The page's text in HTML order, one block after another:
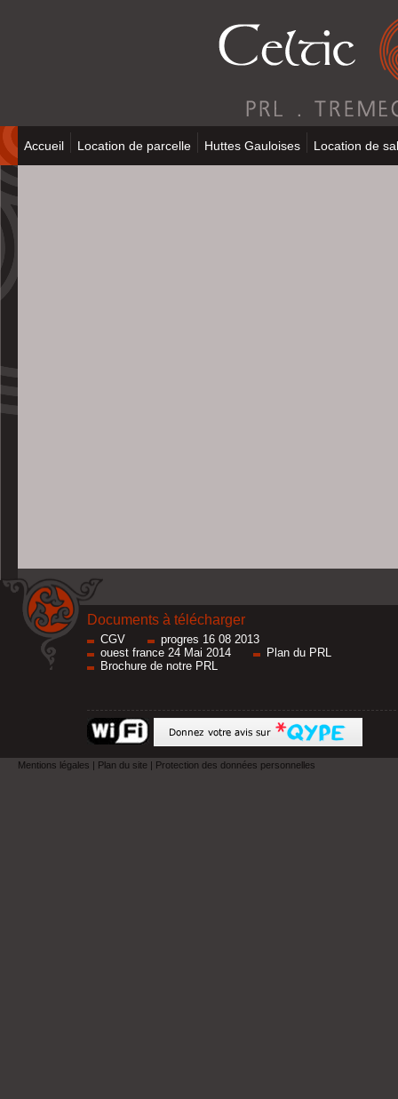
Accueil Location de parcelle Huttes Gauloises Location de
Documents à télécharger
CGV
progres 16 08 2013
ouest france 24 Mai 2014
Plan du PRL
Brochure de notre PRL
Mentions légales | Plan du site | Protection des données personnelles